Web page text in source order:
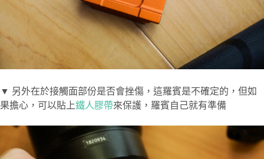
▼ 另外在於接觸面部份是否會挫傷，這羅賓是不確定的，但如
果擔心，可以貼上鐵人膠帶來保護，羅賓自己就有準備